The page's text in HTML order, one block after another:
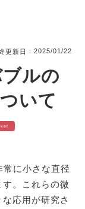
更新日 ：2025/01/22
ルの
いて
に小さな直径
。これらの微
応用が研究さ